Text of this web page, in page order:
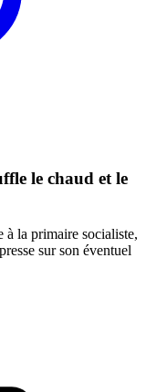
le chaud et le
à la primaire socialiste,
sur son éventuel